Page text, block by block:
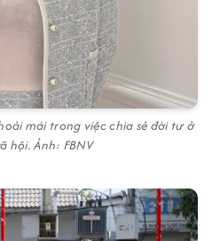
mái trong việc chia sẻ đời tư ở
hội. Ảnh: FBNV